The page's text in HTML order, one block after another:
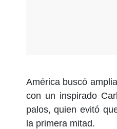
América buscó
con un inspirado
palos, quien evitó
la primera mitad.